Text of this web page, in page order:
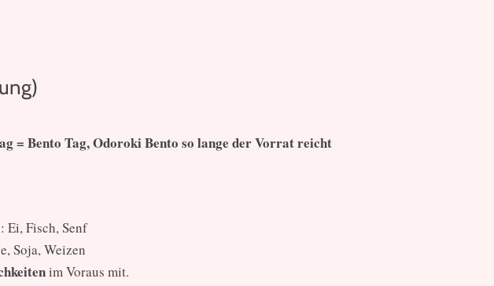
= Bento Tag, Odoroki Bento so lange der Vorrat reicht
Ei, Fisch, Senf
Soja, Weizen
im Voraus mit.